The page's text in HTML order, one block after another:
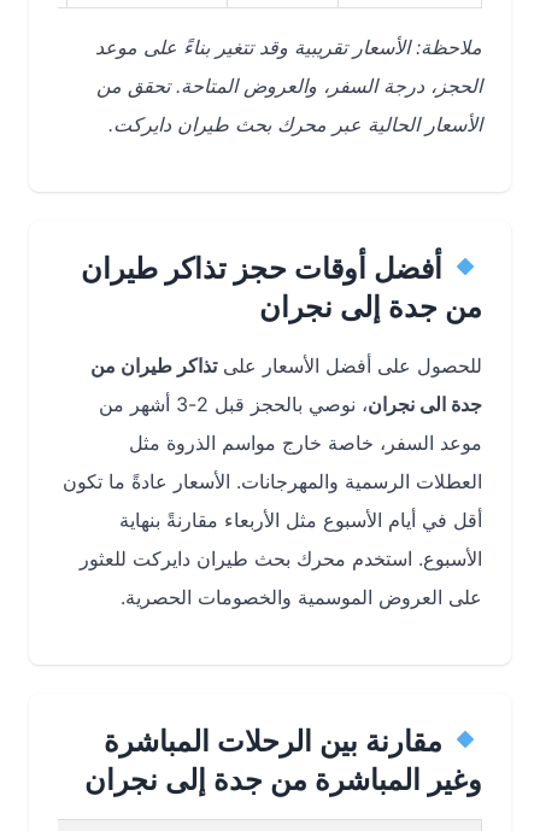
ملاحظة: الأسعار تقريبية وقد تتغير بناءً على موعد
الحجز، درجة السفر، والعروض المتاحة. تحقق من
الأسعار الحالية عبر محرك بحث طيران دايركت.
أفضل أوقات حجز تذاكر طيران
من جدة إلى نجران
للحصول على أفضل الأسعار على تذاكر طيران من
جدة الى نجران
، نوصي بالحجز قبل 2-3 أشهر من
موعد السفر، خاصة خارج مواسم الذروة مثل
العطلات الرسمية والمهرجانات. الأسعار عادةً ما تكون
أقل في أيام الأسبوع مثل الأربعاء مقارنةً بنهاية
الأسبوع. استخدم محرك بحث طيران دايركت للعثور
على العروض الموسمية والخصومات الحصرية.
مقارنة بين الرحلات المباشرة
وغير المباشرة من جدة إلى نجران